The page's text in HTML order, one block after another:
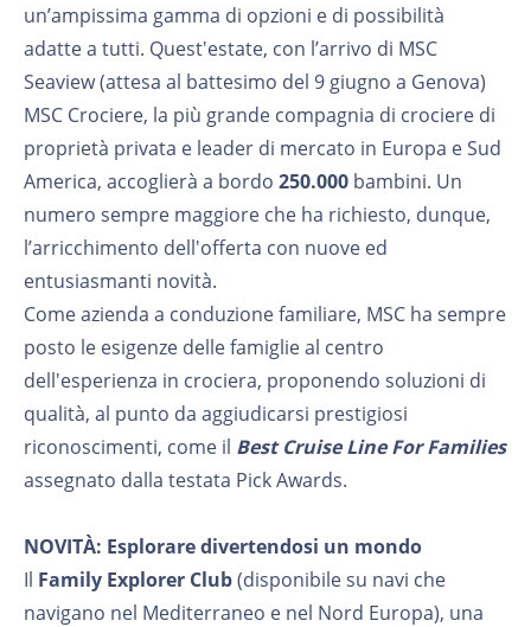
un’ampissima gamma di opzioni e di possibilità
adatte a tutti. Quest'estate, con l’arrivo di MSC
Seaview (attesa al battesimo del 9 giugno a Genova)
MSC Crociere, la più grande compagnia di crociere di
proprietà privata e leader di mercato in Europa e Sud
America, accoglierà a bordo 250.000 bambini. Un
numero sempre maggiore che ha richiesto, dunque,
l’arricchimento dell'offerta con nuove ed
entusiasmanti novità.
Come azienda a conduzione familiare, MSC ha sempre
posto le esigenze delle famiglie al centro
dell'esperienza in crociera, proponendo soluzioni di
qualità, al punto da aggiudicarsi prestigiosi
riconoscimenti, come il Best Cruise Line For Families
assegnato dalla testata Pick Awards.
NOVITÀ: Esplorare divertendosi un mondo
Il Family Explorer Club(disponibile su navi che
navigano nel Mediterraneo e nel Nord Europa), una